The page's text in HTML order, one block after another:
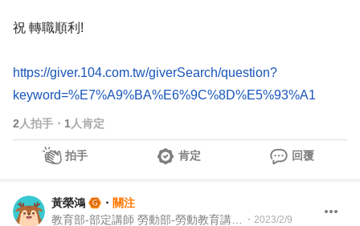
祝 轉職順利!
https://giver.104.com.tw/giverSearch/question?
keyword=%E7%A9%BA%E6%9C%8D%E5%93%A1
2 人拍手 ・ 1 人肯定
拍手 肯定 回覆
黃榮鴻 ・ 關注
・ 2023/2/9